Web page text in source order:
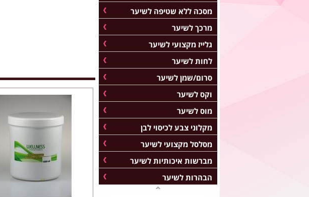
מסכה ללא שטיפה לשיער
מרכך לשיער
גלייז מקצועי לשיער
לחות לשיער
סרום/שמן לשיער
וקס לשיער
מוס לשיער
מקלוני צבע לכיסוי לבן
מסלסל מקצועי לשיער
מברשות איכותיות לשיער
הבהרות לשיער